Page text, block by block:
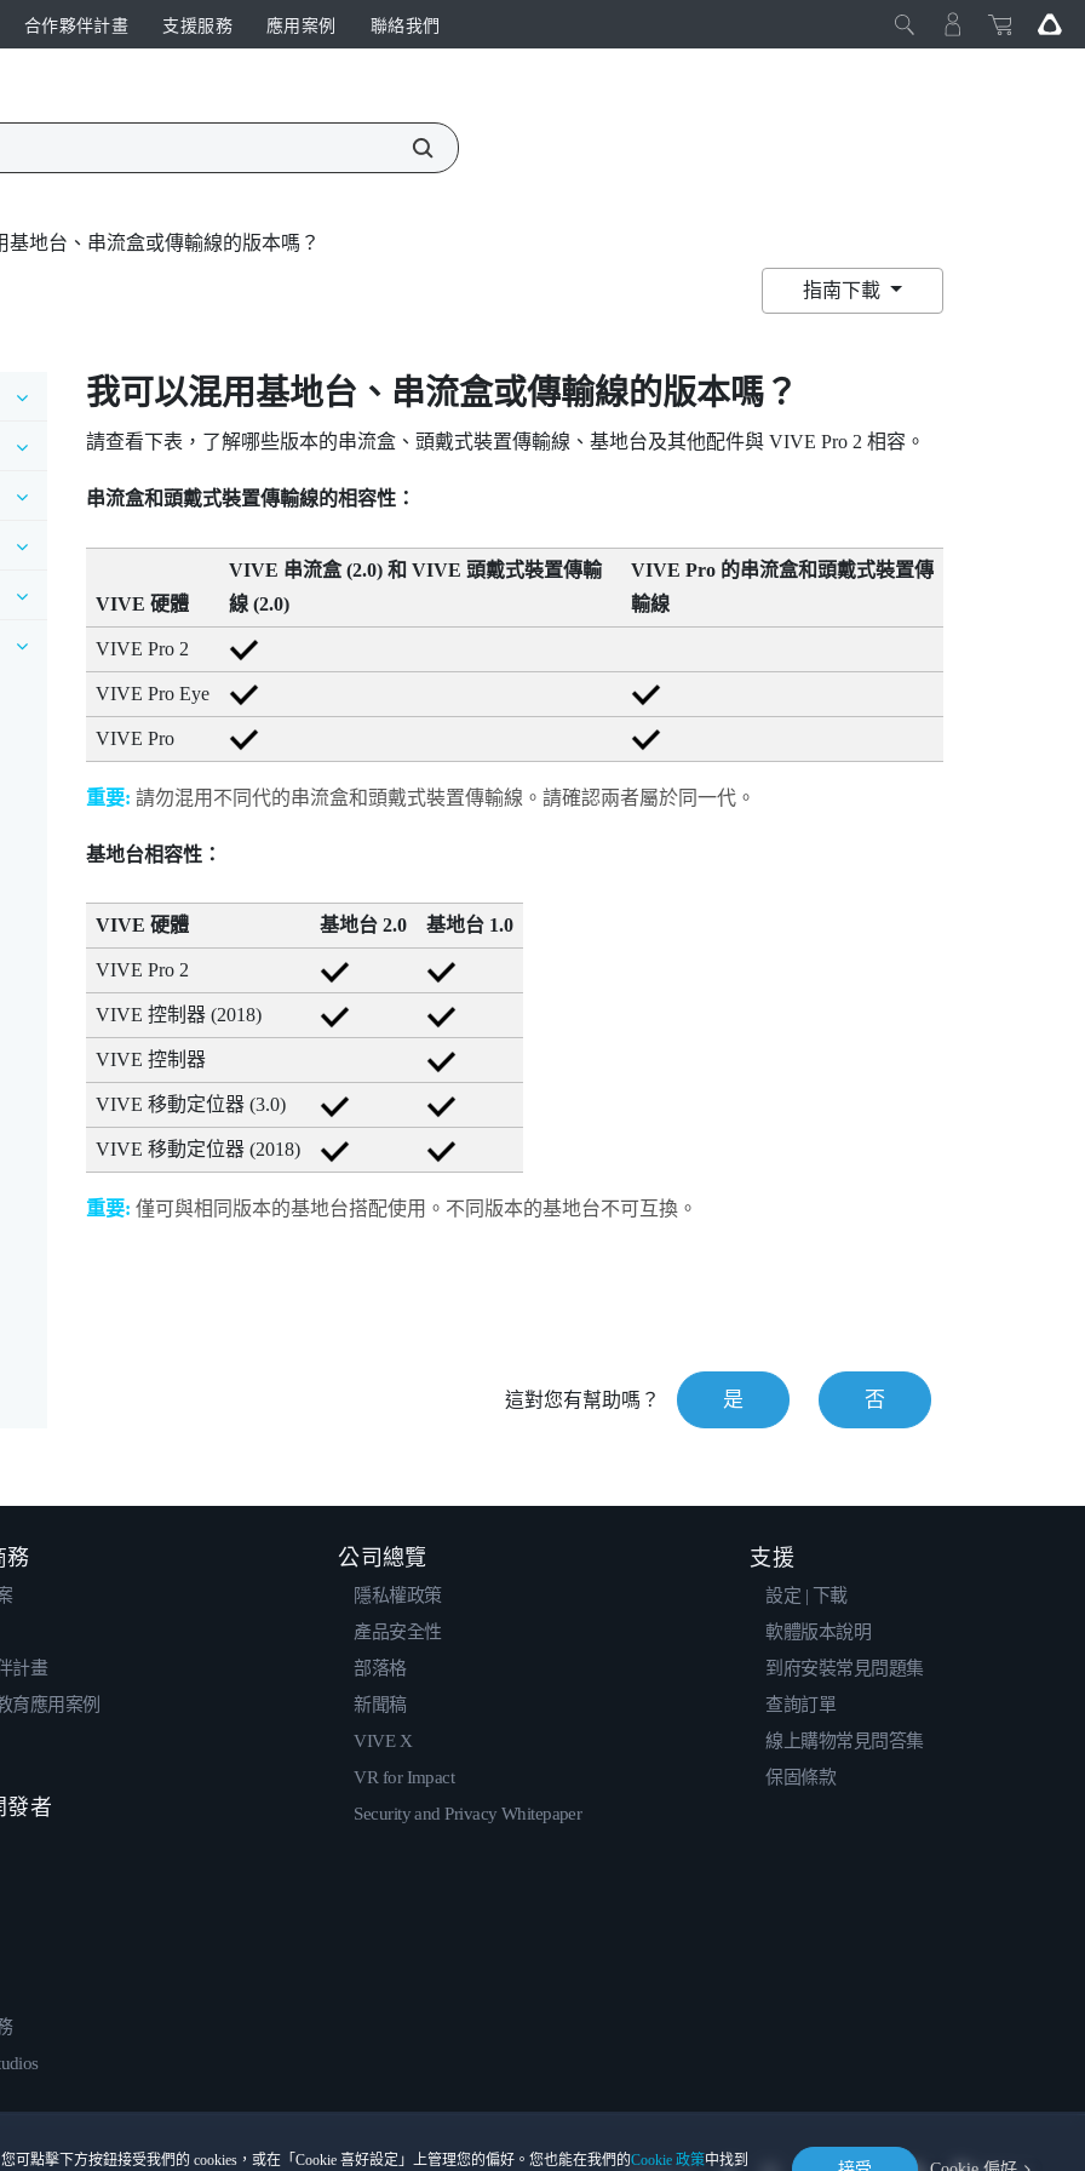
合作夥伴計畫 支援服務 應用案例 聯絡我們
基地台、串流盒或傳輸線的版本嗎？
指南下載
我可以混用基地台、串流盒或傳輸線的版本嗎？
請查看下表，了解哪些版本的串流盒、頭戴式裝置傳輸線、基地台及其他配件與 VIVE Pro 2 相容。
串流盒和頭戴式裝置傳輸線的相容性：
VIVE 硬體
VIVE 串流盒 (2.0)和 VIVE 頭戴式裝置傳輸
線 (2.0)
VIVE Pro的串流盒和頭戴式裝置傳
輸線
VIVE Pro 2
VIVE Pro Eye
VIVE Pro
重要: 請勿混用不同代的串流盒和頭戴式裝置傳輸線。請確認兩者屬於同一代。
基地台相容性：
VIVE 硬體 基地台 2.0 基地台 1.0
VIVE Pro 2
VIVE 控制器 (2018)
VIVE 控制器
VIVE 移動定位器 (3.0)
VIVE 移動定位器 (2018)
重要: 僅可與相同版本的基地台搭配使用。不同版本的基地台不可互換。
這對您有幫助嗎？ 是 否
點擊下方按鈕接受我們的 cookies，或在「Cookie 喜好設定」上管理您的偏好。您也能在我們的Cookie 政策中找到
務
計畫
育應用案例
發者
公司總覽
隱私權政策
產品安全性
部落格
新聞稿
VIVE X
VR for Impact
Security and Privacy Whitepaper
支援
設定 | 下載
軟體版本說明
到府安裝常見問題集
查詢訂單
線上購物常見問答集
保固條款